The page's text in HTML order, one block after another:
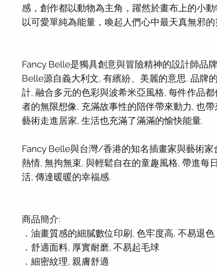
感，創作都以動物為主角，躍然於畫布上的小
以可愛單純為能量，喚起人們心中最天真無邪的
Fancy Belle是獨具創意與冒險精神的設計師品
Belle源自義大利文, 有繽紛、美麗的意思. 品牌
計, 融合多元的色彩與波希米亞風格, 每件作品
者的無限想像, 充滿故事性的陪伴帶來動力, 也帶
藝術走進居家, 生活也充滿了滿滿的愉快能量.
Fancy Belle與台灣/香港的知名插畫家與藝術家
熱情, 無拘無束, 與輕鬆自在的童趣風格, 帶進每
活, 傳達暖暖的幸福感.
商品簡介:
．油畫質感的細膩數位印刷, 色牢度高, 不易退色
．舒適面料, 厚實耐磨, 不易起毛球
．細密紋理, 親膚舒適